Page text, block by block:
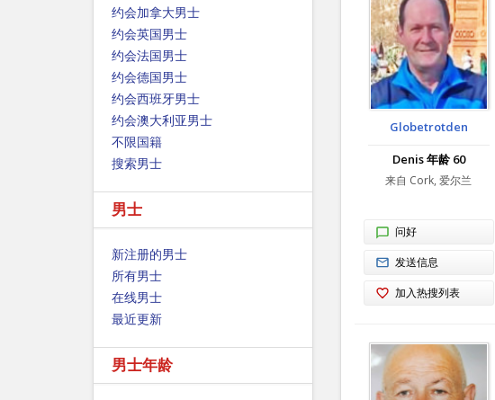
约会加拿大男士
约会英国男士
约会法国男士
约会德国男士
约会西班牙男士
约会澳大利亚男士
不限国籍
搜索男士
男士
新注册的男士
所有男士
在线男士
最近更新
男士年龄
Globetrotden
Denis 年龄 60
来自 Cork, 爱尔兰
问好
发送信息
加入热搜列表